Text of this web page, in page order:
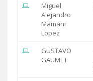
Miguel
Alejandro
Mamani
Lopez
GUSTAVO
GAUMET